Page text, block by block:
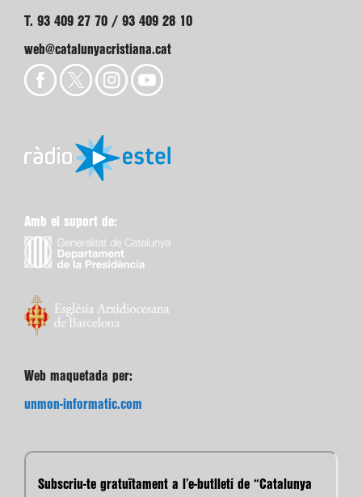
T. 93 409 27 70 / 93 409 28 10
web@catalunyacristiana.cat
Amb el suport de:
Web maquetada per:
unmon-informatic.com
Subscriu-te gratuïtament a l’e-butlletí de “Catalunya